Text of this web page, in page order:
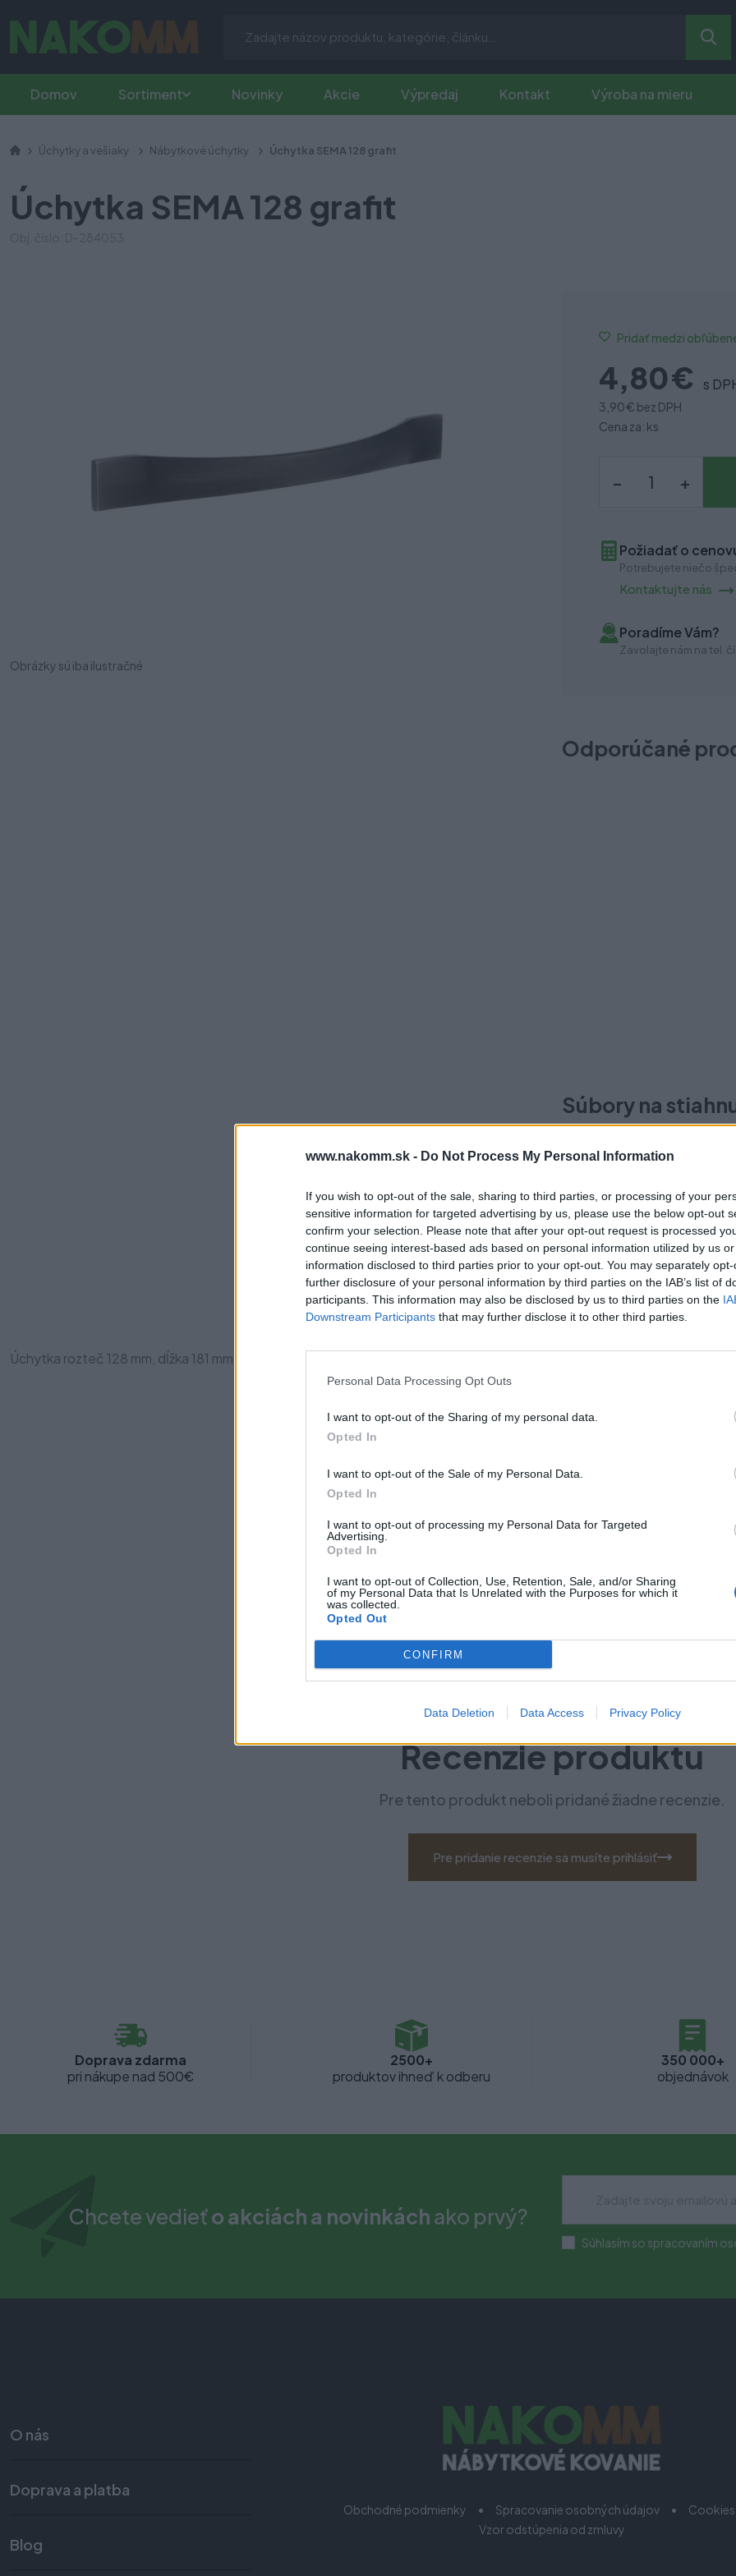
www.nakomm.sk - Do Not Process My Personal Information
If you wish to opt-out of the sale, sharing to third parties, or processing of your
sensitive information for targeted advertising by us, please use the below opt-out
confirm your selection. Please note that after your opt-out request is processed
continue seeing interest-based ads based on personal information utilized by us
information disclosed to third parties prior to your opt-out. You may separately
further disclosure of your personal information by third parties on the IAB’s list of
participants. This information may also be disclosed by us to third parties on the
Downstream Participants that may further disclose it to other third parties.
Personal Data Processing Opt Outs
I want to opt-out of the Sharing of my personal data.
Opted In
I want to opt-out of the Sale of my Personal Data.
Opted In
I want to opt-out of processing my Personal Data for Targeted
Advertising.
Opted In
I want to opt-out of Collection, Use, Retention, Sale, and/or Sharing
of my Personal Data that Is Unrelated with the Purposes for which it
was collected.
Opted Out
CONFIRM
Data Deletion Data Access Privacy Policy
Domov Sortiment Novinky Akcie Výpredaj Kontakt Výroba na mieru
Úchytky a vešiaky Nábytkové úchytky Úchytka SEMA 128 grafit
Úchytka SEMA 128 grafit
Obrázky sú iba ilustračné
Pridať medzi
4,80 € s
3,90 € bez DPH
Cena za: ks
– +
Požiadať o
Potrebujete niečo
Kontaktujte nás
Poradíme Vám?
Zavolajte nám na tel.
Odporúčané
Súbory na
Sema-Tulip.pdf
Prečo si vybrať tento
Úchytka rozteč 128 mm, dĺžka 181 mm, šírka 25 mm, výška 27 mm, povrch grafit, obsahuje skrutky.
Recenzie produktu
Pre tento produkt neboli pridané žiadne recenzie.
Pre pridanie recenzie sa musíte prihlásiť
Doprava zdarma
pri nákupe nad 500€
2500+
produktov ihneď k odberu
350 000+
objednávok
Chcete vedieťo akciách a novinkáchako prvý?
Súhlasím so spracovaním
O nás
Doprava a platba
Blog
Obchodné podmienky Spracovanie osobných údajov
Cookies
Vzor odstúpenia od zmluvy